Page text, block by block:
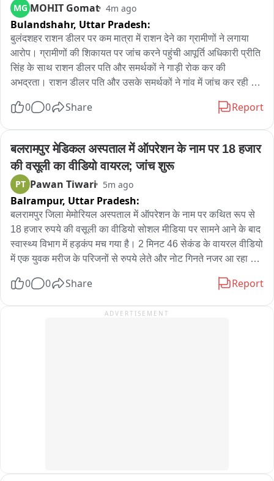
बातचीत के दौरान बिहार की राजनीतिक परिस्थितियों के साथ-साथ आम
लोगों से जुड़ी समस्याओं और प्रदेश के विकास से जुड़े मुद्दों पर भी चर्चा हुई。
सांसद पप्पू यादव ने चैनल के तमाम लोगों से बातचीत की और बिहार की
मौजूदा राजनीतिक परिस्थितियों को लेकर अपने विचार साझा किए。
MG MOHIT Gomat 4m ago
Bulandshahr, Uttar Pradesh:
बुलंदशहर राशन डीलर पर कम मात्रा में राशन देने का ग्रामीणों ने लगाया
आरोप। ग्रामीणों की शिकायत पर जांच करने पहुंची आपूर्ति अधिकारी प्रीति
सिंह के साथ राशन डीलर पति और समर्थकों ने गाड़ी रोक कर की
अभद्रता। राशन डीलर पति और उसके समर्थकों ने गांव में जांच कर रही
गांव से बाहर निकली आपूर्ति अधिकारी। ग्रामीणों ने राशन डीलर पर एक
डीलर पति ग्राहकों के साथ करता है अभद्रता। दबंग किस्म का है राशन
डीलर पति। पूर्व में भी कई बार की जा चुकी है राशन डीलर की शिकायत।
खुर्जा तहसील क्षेत्र के गांव बहानपुर का मामला।
0 0 Share Report
बलरामपुर मेडिकल अस्पताल में ऑपरेशन के नाम पर 18 हजार
की वसूली का वीडियो वायरल; जांच शुरू
PT Pawan Tiwari 5m ago
Balrampur, Uttar Pradesh:
बलरामपुर जिला मेमोरियल अस्पताल में ऑपरेशन के नाम पर कथित रूप से
18 हजार रुपये की वसूली का वीडियो सोशल मीडिया पर सामने आने के बाद
स्वास्थ्य विभाग में हड़कंप मच गया है। 2 मिनट 46 सेकंड के वायरल वीडियो
में एक युवक मरीज के परिजनों से रुपये लेते और नोट गिनते नजर आ रहा है।
विभाग की कार्यप्रणाली पर सवाल खड़े हो रहे हैं। वीडियो में₹8000 युवक
0 0 Share Report
ADVERTISEMENT